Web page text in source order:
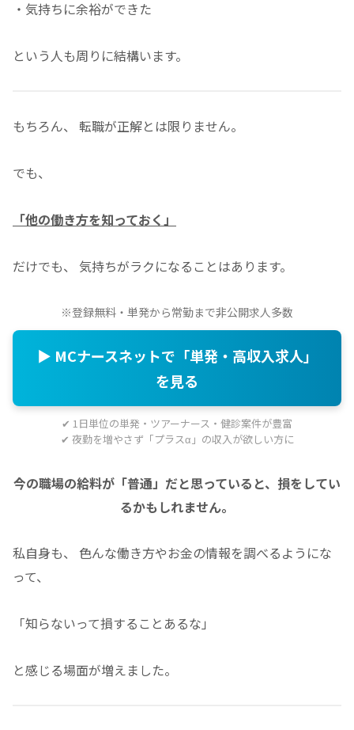
・気持ちに余裕ができた
という人も周りに結構います。
もちろん、 転職が正解とは限りません。
でも、
「他の働き方を知っておく」
だけでも、 気持ちがラクになることはあります。
※登録無料・単発から常勤まで非公開求人多数
▶ MCナースネットで「単発・高収入求人」
を見る
✔ 1日単位の単発・ツアーナース・健診案件が豊富
✔ 夜勤を増やさず「プラスα」の収入が欲しい方に
今の職場の給料が「普通」だと思っていると、損をしてい
るかもしれません。
私自身も、 色んな働き方やお金の情報を調べるようにな
って、
「知らないって損することあるな」
と感じる場面が増えました。